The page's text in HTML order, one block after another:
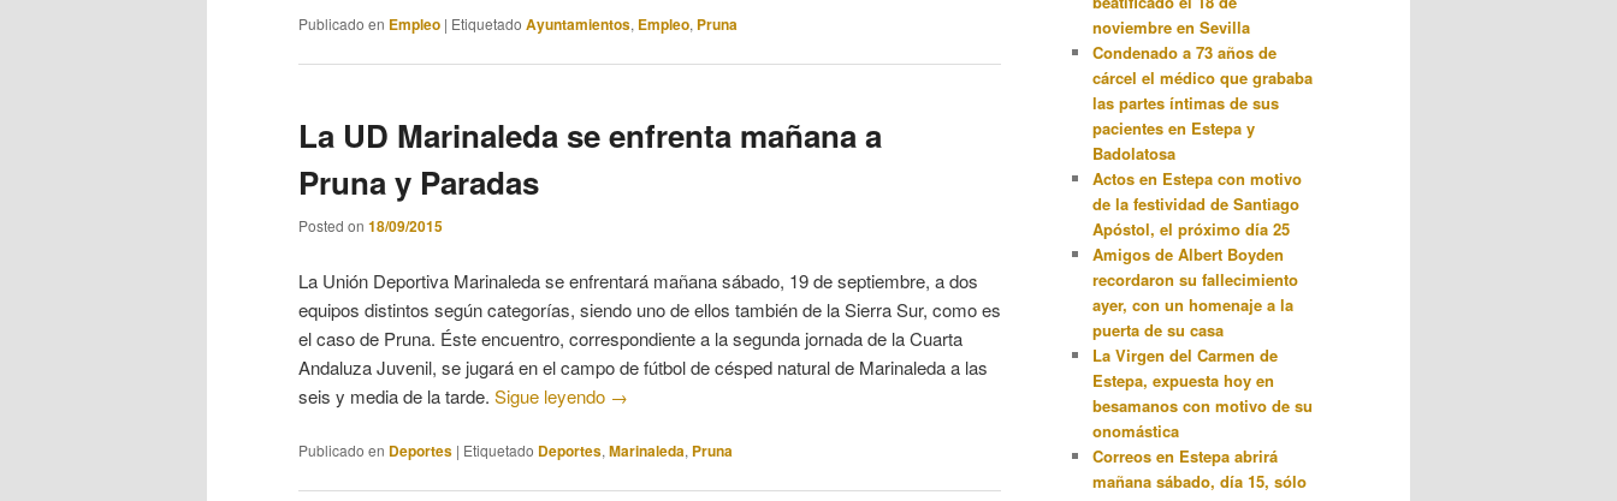
Publicado en Empleo | Etiquetado Ayuntamientos, Empleo, Pruna
La UD Marinaleda se enfrenta mañana a
Pruna y Paradas
Posted on 18/09/2015
La Unión Deportiva Marinaleda se enfrentará mañana sábado, 19 de septiembre, a dos
equipos distintos según categorías, siendo uno de ellos también de la Sierra Sur, como es
el caso de Pruna. Éste encuentro, correspondiente a la segunda jornada de la Cuarta
Andaluza Juvenil, se jugará en el campo de fútbol de césped natural de Marinaleda a las
seis y media de la tarde. Sigue leyendo →
Publicado en Deportes | Etiquetado Deportes, Marinaleda, Pruna
noviembre en Sevilla
Condenado a 73 años de
cárcel el médico que grababa
las partes íntimas de sus
pacientes en Estepa y
Badolatosa
Actos en Estepa con motivo
de la festividad de Santiago
Apóstol, el próximo día 25
Amigos de Albert Boyden
recordaron su fallecimiento
ayer, con un homenaje a la
puerta de su casa
La Virgen del Carmen de
Estepa, expuesta hoy en
besamanos con motivo de su
onomástica
Correos en Estepa abrirá
mañana sábado, día 15, sólo